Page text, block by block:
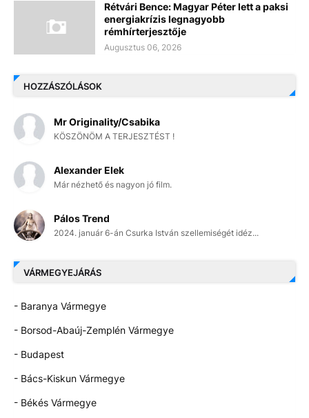
Rétvári Bence: Magyar Péter lett a paksi
energiakrízis legnagyobb
rémhírterjesztője
Augusztus 06, 2026
HOZZÁSZÓLÁSOK
Mr Originality/Csabika
KÖSZÖNÖM A TERJESZTÉST !
Alexander Elek
Már nézhető és nagyon jó film.
Pálos Trend
2024. január 6-án Csurka István szellemiségét idéz...
VÁRMEGYEJÁRÁS
- Baranya Vármegye
- Borsod-Abaúj-Zemplén Vármegye
- Budapest
- Bács-Kiskun Vármegye
- Békés Vármegye